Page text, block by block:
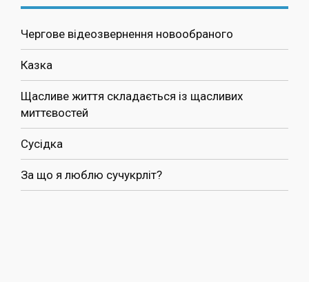
Чергове відеозвернення новообраного
Казка
Щасливе життя складається із щасливих
миттєвостей
Сусідка
За що я люблю сучукрліт?